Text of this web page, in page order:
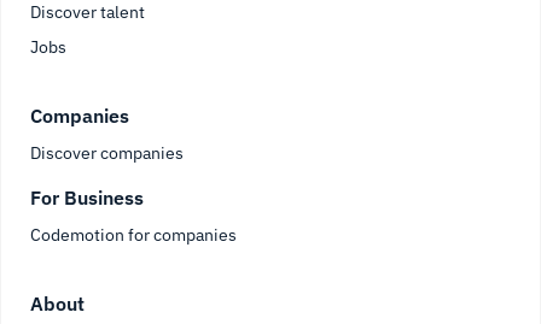
Discover talent
Jobs
Companies
Discover companies
For Business
Codemotion for companies
About